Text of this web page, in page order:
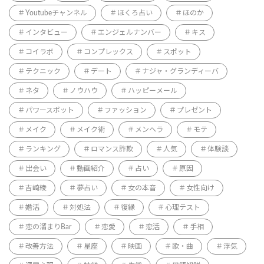
Youtubeチャンネル ほくろ占い ほのか
インタビュー エンジェルナンバー キス
コイラボ コンプレックス スポット
テクニック デート ナジャ・グランディーバ
ネタ ノウハウ ハッピーメール
パワースポット ファッション プレゼント
メイク メイク術 メンヘラ モテ
ランキング ロマンス詐欺 人気 体験談
出会い 動画紹介 占い 原因
吉崎綾 夢占い 女の本音 女性向け
婚活 対処法 復縁 心理テスト
恋の溜まりBar 恋愛 恋活 手相
改善方法 星座 映画 歌・曲 浮気